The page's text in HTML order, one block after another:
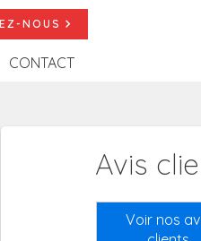
NOUS
CONTACT
Avis
Voir nos